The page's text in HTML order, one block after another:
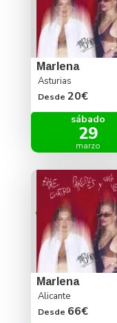
Marlena
Asturias
Desde 20€
sábado
29
marzo
Marlena
Alicante
Desde 66€